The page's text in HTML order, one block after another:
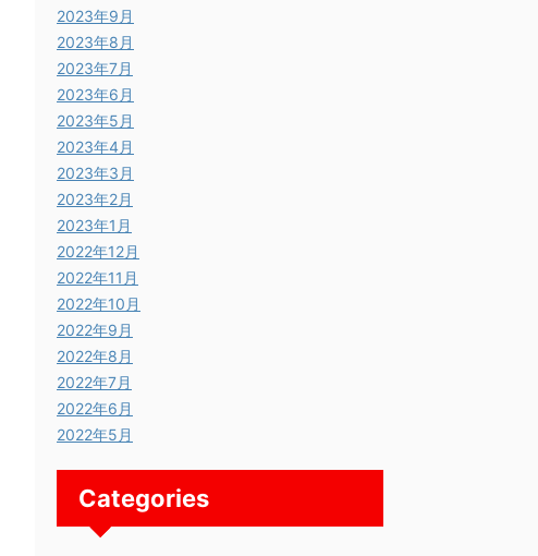
2023年9月
2023年8月
2023年7月
2023年6月
2023年5月
2023年4月
2023年3月
2023年2月
2023年1月
2022年12月
2022年11月
2022年10月
2022年9月
2022年8月
2022年7月
2022年6月
2022年5月
Categories